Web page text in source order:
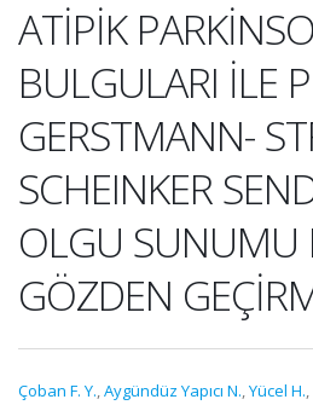
ATİPİK
BULGULARI İLE
GERSTMANN-
SCHEINKER
OLGU SUNUMU
GÖZDEN
Çoban F. Y.,Aygündüz Yapıcı N.,Yücel H.,